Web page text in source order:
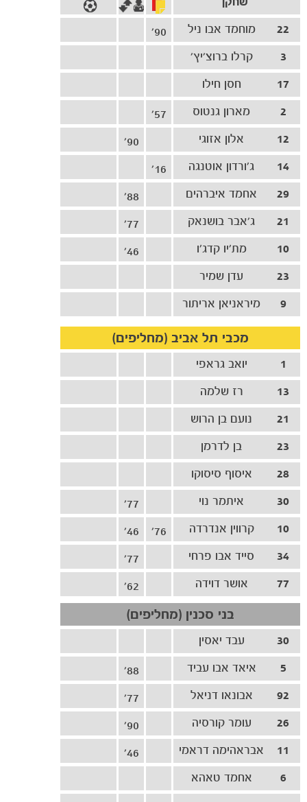
משחקים
ותוצאות
22
מוחמד אבו ניל
90'
3
קרלו ברוצ'יץ'
17
חסן חילו
2
מארון גנטוס
57'
12
אלון אזוגי
90'
14
ג׳ורדון אוטנגה
16'
29
אחמד איברהים
88'
21
ג'אבר בושנאק
77'
10
מת׳יו קדג׳ו
46'
23
עדן שמיר
9
מיראניאן אריתור
מכבי תל אביב (מחליפים)
1
יואב גראפי
13
רז שלמה
21
נועם בן הרוש
23
בן לדרמן
28
איסוף סיסוקו
30
איתמר נוי
77'
10
קרווין אנדרדה 46'
76'
34
סייד אבו פרחי
77'
77
אושר דוידה 62'
בני סכנין (מחליפים)
30
עבד יאסין
5
איאד אבו עביד
88'
92
אבונאו דניאל
77'
26
עומר קורסיה
90'
11
אבראהימה דראמי
46'
6
אחמד טאהא